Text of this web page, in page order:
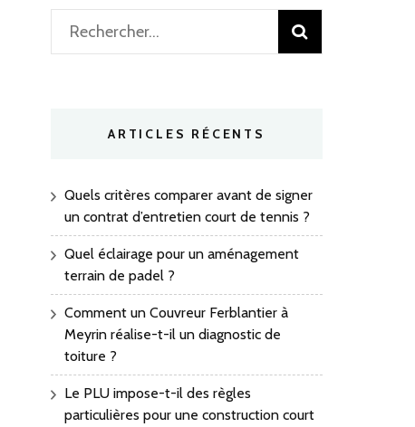
Rechercher :
ARTICLES RÉCENTS
Quels critères comparer avant de signer
un contrat d’entretien court de tennis ?
Quel éclairage pour un aménagement
terrain de padel ?
Comment un Couvreur Ferblantier à
Meyrin réalise-t-il un diagnostic de
toiture ?
Le PLU impose-t-il des règles
particulières pour une construction court